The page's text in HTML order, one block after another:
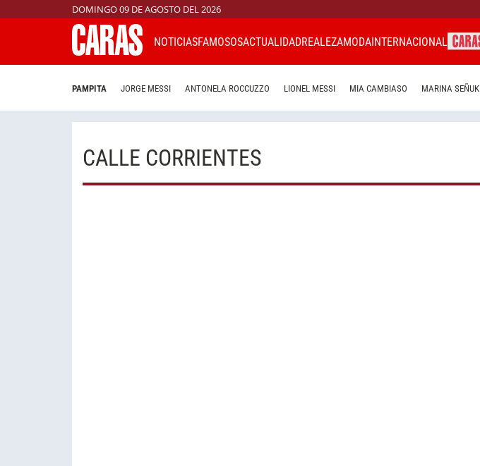
DOMINGO 09 DE AGOSTO DEL 2026
NOTICIASFAMOSOSACTUALIDADREALEZAMODAINTERNACIONAL
PAMPITA JORGE MESSI ANTONELA ROCCUZZO LIONEL MESSI MIA CAMBIASO MARINA SEÑUK
CALLE CORRIENTES